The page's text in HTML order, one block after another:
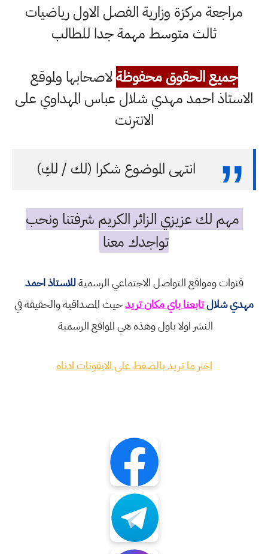
مراجعة مركزة وزارية الفصل الاول رياضيات
ثالث متوسط مهمة جدا للطالب
جميع الحقوق محفوظةلاصحابها ولموقع
الاستاذ احمد مهدي شلال عباس المهداوي على
الانترنت
انتهى الموضوع شكرا (لك / لكِ)
مهم لك عزيزي الزائر الكريم شرفتنا ونحب
تواجدك معنا
قنوات ومواقع التواصل الاجتماعي الرسميةللاستاذ احمد
مهدي شلالتابعنا باي مكان تريدحيث المصداقية والحقيقة في
النشر اولا باول وهذه هي المواقع الرسمية
اختر ما تريد بالضغط على الايقونات ادناه